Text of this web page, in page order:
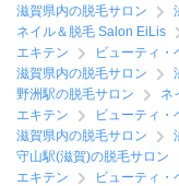
滋賀県内の脱毛サロン
ネイル＆脱毛 Salon EiLis
エキテン
ビューティ・
滋賀県内の脱毛サロン
野洲駅の脱毛サロン
ネ
エキテン
ビューティ・
滋賀県内の脱毛サロン
守山駅(滋賀)の脱毛サロン
エキテン
ビューティ・